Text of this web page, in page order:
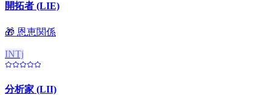
開拓者 (LIE)
🎁 恩恵関係
INTj
分析家 (LII)